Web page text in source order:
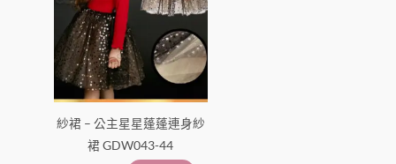
紗裙 – 公主星星蓬蓬連身紗
裙 GDW043-44
擇
選
項